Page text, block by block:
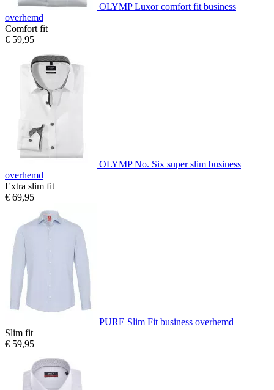
OLYMP Luxor comfort fit business
overhemd
Comfort fit
€ 59,95
OLYMP No. Six super slim business
overhemd
Extra slim fit
€ 69,95
PURE Slim Fit business overhemd
Slim fit
€ 59,95